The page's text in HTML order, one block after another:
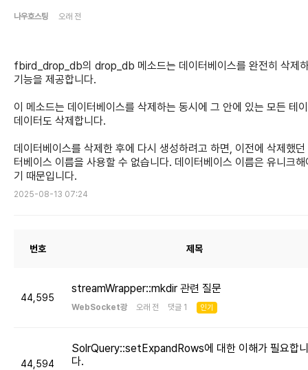
나우호스팅 오래 전
fbird_drop_db의 drop_db 메소드는 데이터베이스를 완전히 삭제
기능을 제공합니다.
이 메소드는 데이터베이스를 삭제하는 동시에 그 안에 있는 모든 테
데이터도 삭제합니다.
데이터베이스를 삭제한 후에 다시 생성하려고 하면, 이전에 삭제했던
터베이스 이름을 사용할 수 없습니다. 데이터베이스 이름은 유니크해
기 때문입니다.
2025-08-13 07:24
번호 제목
44,595
streamWrapper::mkdir 관련 질문
WebSocket광 오래 전 댓글 1 인기
44,594
SolrQuery::setExpandRows에 대한 이해가 필요합니
다.